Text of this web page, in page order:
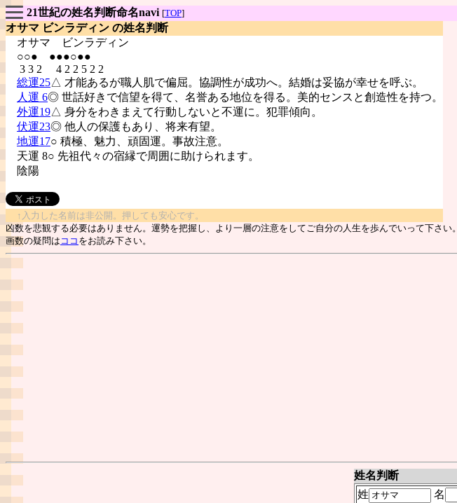
21世紀の姓名判断命名navi [TOP]
オサマ ビンラディン の姓名判断
オサマ
ビンラディン
○○● ●●●○●●
3 3 2 4 2 2 5 2 2
総運25△ 才能あるが職人肌で偏屈。協調性が成功へ。結婚は妥協が幸せを呼ぶ。
人運 6◎ 世話好きで信望を得て、名誉ある地位を得る。美的センスと創造性を持つ。
外運19△ 身分をわきまえて行動しないと不運に。犯罪傾向。
伏運23◎ 他人の保護もあり、将来有望。
地運17○ 積極、魅力、頑固運。事故注意。
天運 8○ 先祖代々の宿縁で周囲に助けられます。
陰陽
↑入力した名前は非公開。押しても安心です。
凶数を悲観する必要はありません。運勢を把握し、より一層の注意をしてご自分の人生を歩んでいって下さい。
画数の疑問は ココ をお読み下さい。
姓名判断
姓
名